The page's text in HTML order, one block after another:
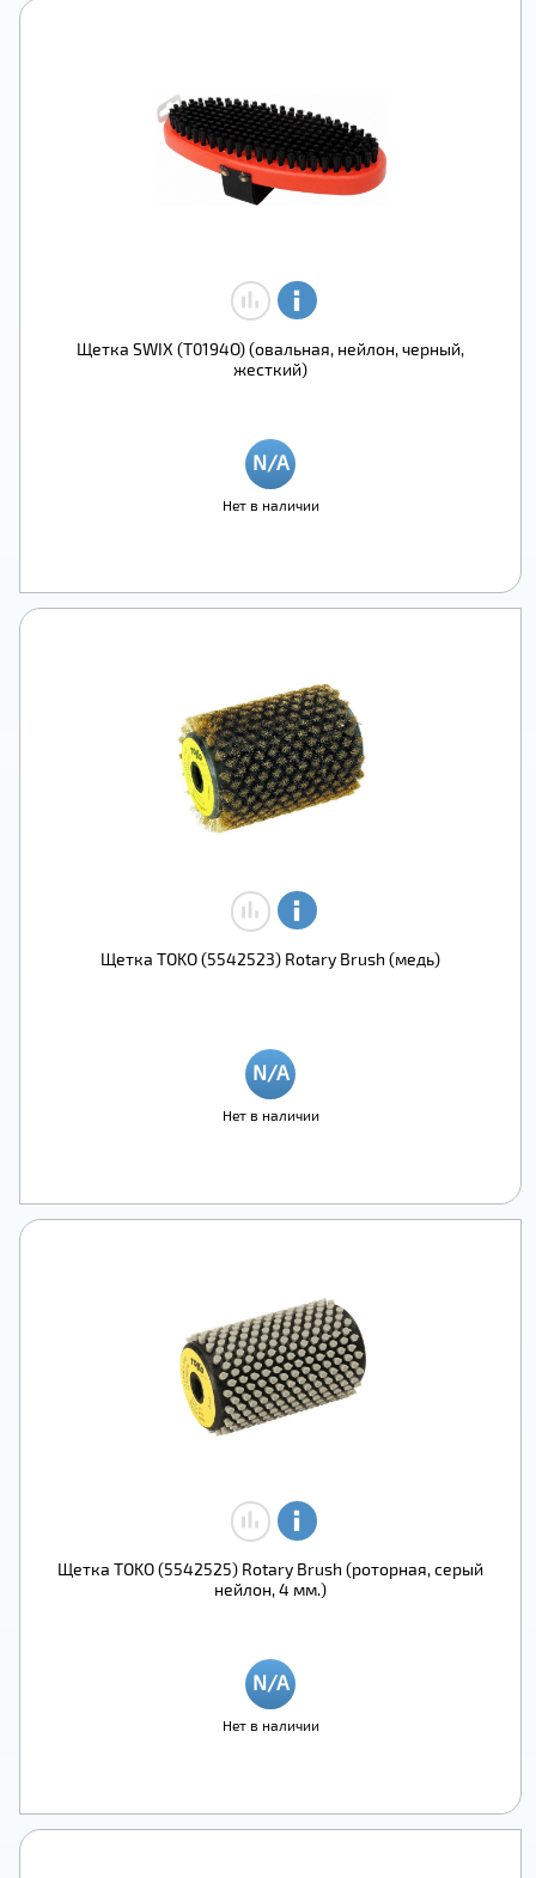
Щетка SWIX (T0194O) (овальная, нейлон, черный,
жесткий)
Нет в наличии
Щетка TOKO (5542523) Rotary Brush (медь)
Нет в наличии
Щетка TOKO (5542525) Rotary Brush (роторная, серый
нейлон, 4 мм.)
Нет в наличии